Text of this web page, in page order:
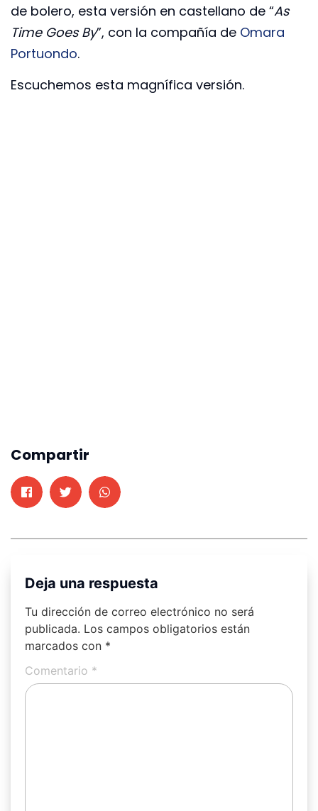
de bolero, esta versión en castellano de “As
Time Goes By”, con la compañía de Omara
Portuondo.
Escuchemos esta magnífica versión.
Compartir
Deja una respuesta
Tu dirección de correo electrónico no será
publicada. Los campos obligatorios están
marcados con *
Comentario *